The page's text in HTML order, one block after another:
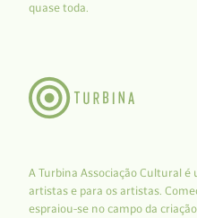
quase toda.
A Turbina Associação Cultural
artistas e para os artistas.
espraiou-se no campo da